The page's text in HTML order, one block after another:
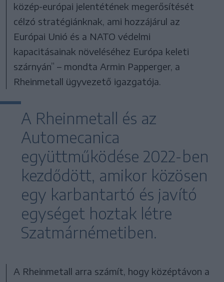
közép-európai jelentétének megerősítését
célzó stratégiánknak, ami hozzájárul az
Európai Unió és a NATO védelmi
kapacitásainak növeléséhez Európa keleti
szárnyán” – mondta Armin Papperger, a
Rheinmetall ügyvezető igazgatója.
A Rheinmetall és az
Automecanica
együttműködése 2022-ben
kezdődött, amikor közösen
egy karbantartó és javító
egységet hoztak létre
Szatmárnémetiben.
A Rheinmetall arra számít, hogy középtávon a